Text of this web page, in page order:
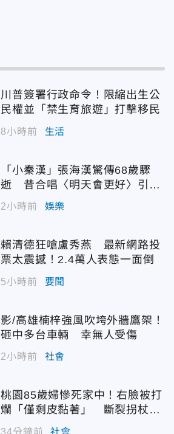
川普簽署行政命令！限縮出生公
民權並「禁生育旅遊」打擊移民
8小時前 生活
「小秦漢」張海漢驚傳68歲驟
逝 昔合唱〈明天會更好〉引追
憶
2小時前 娛樂
賴清德狂嗆盧秀燕 最新網路投
票太震撼！2.4萬人表態一面倒
5小時前 要聞
影/高雄楠梓強風吹垮外牆鷹架！
砸中多台車輛 幸無人受傷
2小時前 社會
桃園85歲婦慘死家中！右臉被打
爛「僅剩皮黏著」 斷裂拐杖揭
駭人現場
34分鐘前 社會